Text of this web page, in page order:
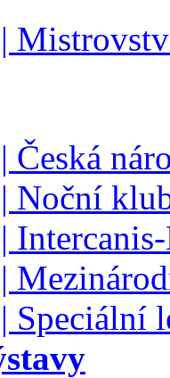
Česká
Noční
Speciální